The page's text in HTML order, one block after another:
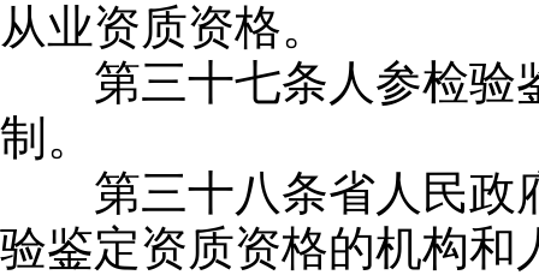
从业资质资格。
第三十七条人参检验
制。
第三十八条省人民政
验鉴定资质资格的机构和